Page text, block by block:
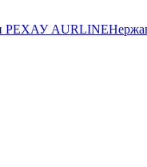
РЕХАУ AURLINE